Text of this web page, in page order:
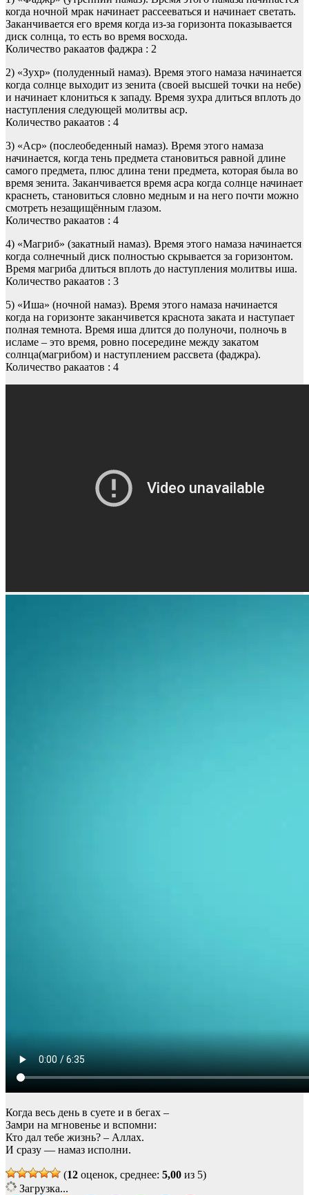
когда ночной мрак начинает рассееваться и начинает светать.
Заканчивается его время когда из-за горизонта показывается
диск солнца, то есть во время восхода.
Количество ракаатов фаджра : 2
2) «Зухр» (полуденный намаз). Время этого намаза начинается
когда солнце выходит из зенита (своей высшей точки на небе)
и начинает клониться к западу. Время зухра длиться вплоть до
наступления следующей молитвы аср.
Количество ракаатов : 4
3) «Аср» (послеобеденный намаз). Время этого намаза
начинается, когда тень предмета становиться равной длине
самого предмета, плюс длина тени предмета, которая была во
время зенита. Заканчивается время асра когда солнце начинает
краснеть, становиться словно медным и на него почти можно
смотреть незащищённым глазом.
Количество ракаатов : 4
4) «Магриб» (закатный намаз). Время этого намаза начинается
когда солнечный диск полностью скрывается за горизонтом.
Время магриба длиться вплоть до наступления молитвы иша.
Количество ракаатов : 3
5) «Иша» (ночной намаз). Время этого намаза начинается
когда на горизонте заканчивется краснота заката и наступает
полная темнота. Время иша длится до полуночи, полночь в
исламе – это время, ровно посередине между закатом
солнца(магрибом) и наступлением рассвета (фаджра).
Количество ракаатов : 4
Когда весь день в суете и в бегах –
Замри на мгновенье и вспомни:
Кто дал тебе жизнь? – Аллах.
И сразу — намаз исполни.
(12 оценок, среднее: 5,00 из 5)
Загрузка...